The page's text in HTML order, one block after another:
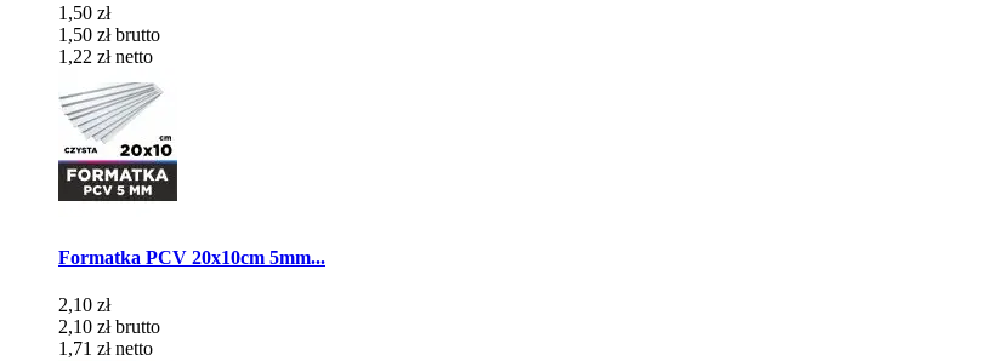
1,50 zł
1,50 zł brutto
1,22 zł netto
Formatka PCV 20x10cm 5mm...
2,10 zł
2,10 zł brutto
1,71 zł netto